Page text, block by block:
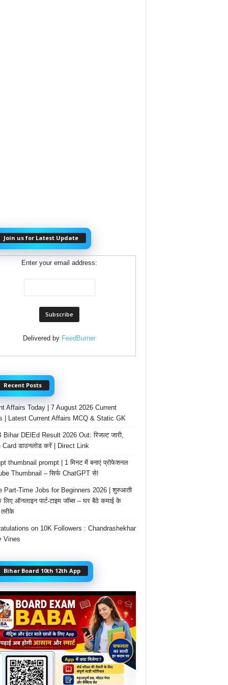
Join us for Latest Update
Enter your email address:
Delivered by FeedBurner
Recent Posts
Affairs Today | 7 August 2026 Current
| Latest Current Affairs MCQ & Static GK
Bihar DElEd Result 2026 Out: रिजल्ट जारी,
Card डाउनलोड करें | Direct Link
thumbnail prompt | 1 मिनट में बनाएं प्रोफेशनल
Thumbnail – सिर्फ ChatGPT से!
Part-Time Jobs for Beginners 2026 | शुरुआती
लिए ऑनलाइन पार्ट-टाइम जॉब्स – घर बैठे कमाई के
on 10K Followers : Chandrashekhar
Vines
Bihar Board 10th 12th App